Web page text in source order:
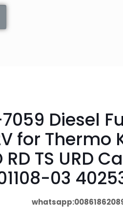
Diesel
for Thermo
RD TS URD
03